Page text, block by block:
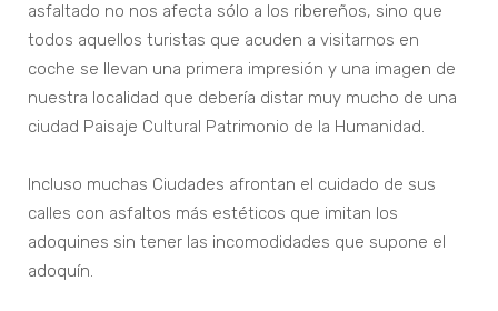
asfaltado no nos afecta sólo a los ribereños, sino que
todos aquellos turistas que acuden a visitarnos en
coche se llevan una primera impresión y una imagen de
nuestra localidad que debería distar muy mucho de una
ciudad Paisaje Cultural Patrimonio de la Humanidad.
Incluso muchas Ciudades afrontan el cuidado de sus
calles con asfaltos más estéticos que imitan los
adoquines sin tener las incomodidades que supone el
adoquín.